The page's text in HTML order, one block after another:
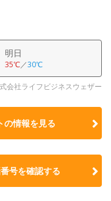
明日
35℃／30℃
会社ライフビジネスウェザー
の情報を見る
号を確認する